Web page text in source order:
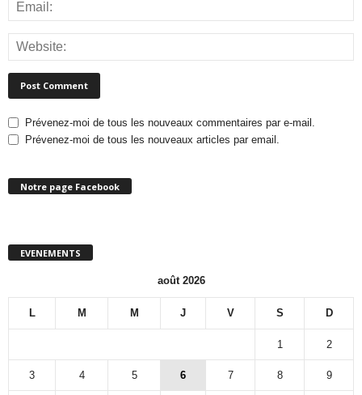
Prévenez-moi de tous les nouveaux commentaires par e-mail.
Prévenez-moi de tous les nouveaux articles par email.
Notre page Facebook
EVENEMENTS
août 2026
L M M J V S D
1 2
3 4 5 6 7 8 9